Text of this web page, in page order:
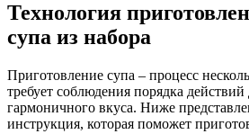
Технология
супа из набора
Приготовление супа – процесс
требует соблюдения порядка
гармоничного вкуса. Ниже
инструкция, которая поможет